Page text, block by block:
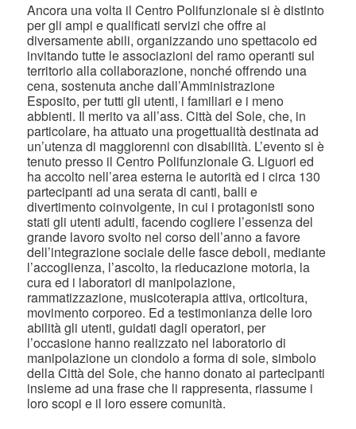
Ancora una volta il Centro Polifunzionale si è distinto
per gli ampi e qualificati servizi che offre ai
diversamente abili, organizzando uno spettacolo ed
invitando tutte le associazioni del ramo operanti sul
territorio alla collaborazione, nonché offrendo una
cena, sostenuta anche dall’Amministrazione
Esposito, per tutti gli utenti, i familiari e i meno
abbienti. Il merito va all’ass. Città del Sole, che, in
particolare, ha attuato una progettualità destinata ad
un’utenza di maggiorenni con disabilità. L’evento si è
tenuto presso il Centro Polifunzionale G. Liguori ed
ha accolto nell’area esterna le autorità ed i circa 130
partecipanti ad una serata di canti, balli e
divertimento coinvolgente, in cui i protagonisti sono
stati gli utenti adulti, facendo cogliere l’essenza del
grande lavoro svolto nel corso dell’anno a favore
dell’integrazione sociale delle fasce deboli, mediante
l’accoglienza, l’ascolto, la rieducazione motoria, la
cura ed i laboratori di manipolazione,
rammatizzazione, musicoterapia attiva, orticoltura,
movimento corporeo. Ed a testimonianza delle loro
abilità gli utenti, guidati dagli operatori, per
l’occasione hanno realizzato nel laboratorio di
manipolazione un ciondolo a forma di sole, simbolo
della Città del Sole, che hanno donato ai partecipanti
insieme ad una frase che li rappresenta, riassume i
loro scopi e il loro essere comunità.